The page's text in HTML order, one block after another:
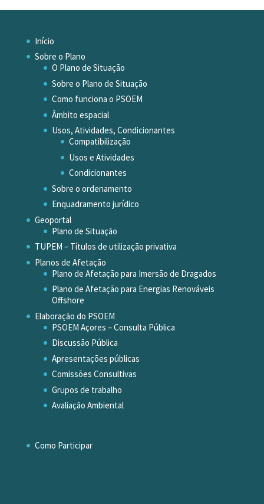
Início
Sobre o Plano
O Plano de Situação
Sobre o Plano de Situação
Como funciona o PSOEM
Âmbito espacial
Usos, Atividades, Condicionantes
Compatibilização
Usos e Atividades
Condicionantes
Sobre o ordenamento
Enquadramento jurídico
Geoportal
Plano de Situação
TUPEM – Títulos de utilização privativa
Planos de Afetação
Plano de Afetação para Imersão de Dragados
Plano de Afetação para Energias Renováveis
Offshore
Elaboração do PSOEM
PSOEM Açores – Consulta Pública
Discussão Pública
Apresentações públicas
Comissões Consultivas
Grupos de trabalho
Avaliação Ambiental
Como Participar